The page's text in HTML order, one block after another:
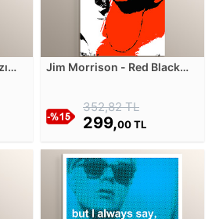
Jim Morrison - Red Black
352,82 TL
299,00 TL